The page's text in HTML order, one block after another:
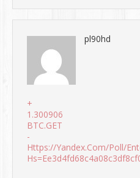
+
1.300906
BTC.GET
-
Https://yandex.com/poll/
pl90hd